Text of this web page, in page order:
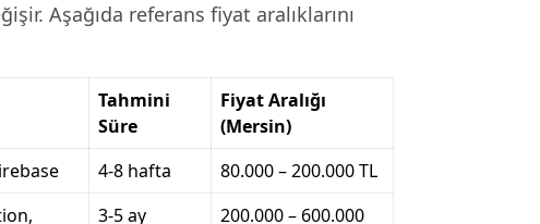
Aşağıda referans fiyat aralıklarını
Tahmini
Süre
Fiyat Aralığı
(Mersin)
4-8 hafta
80.000 – 200.000 TL
3-5 ay
200.000 – 600.000